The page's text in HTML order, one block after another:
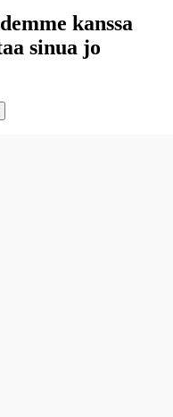
kanssa
sinua jo